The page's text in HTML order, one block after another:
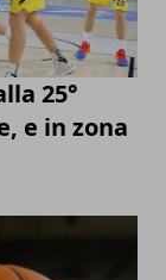
25°
e in zona